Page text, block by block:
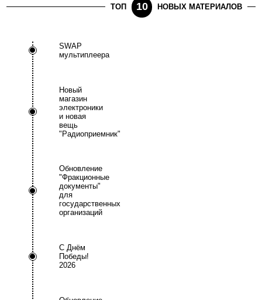
ТОП 10 НОВЫХ МАТЕРИАЛОВ
SWAP
мультиплеера
Новый
магазин
электроники
и новая
вещь
"Радиоприемник"
Обновление
"Фракционные
документы"
для
государственных
организаций
С Днём
Победы!
2026